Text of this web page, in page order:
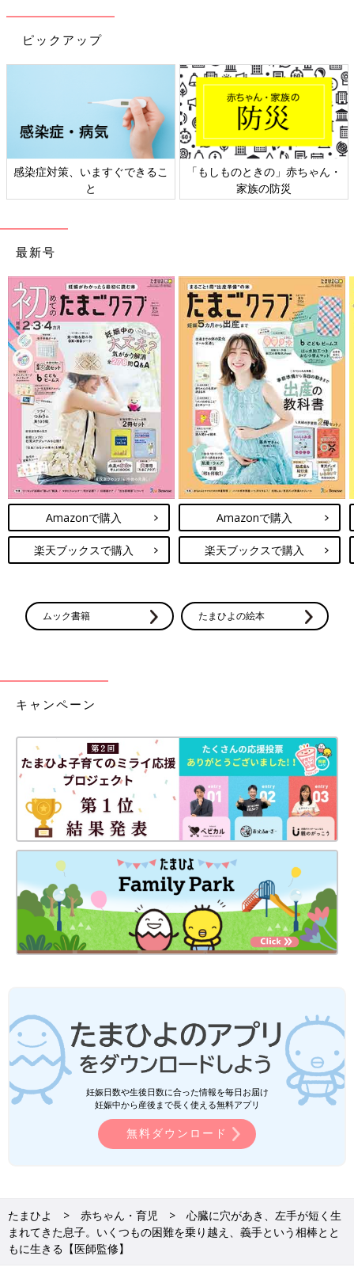
ピックアップ
感染症対策、いますぐできるこ
と
「もしものときの」赤ちゃん・
家族の防災
最新号
Amazonで購入
楽天ブックスで購入
Amazonで購入
楽天ブックスで購入
ムック書籍 たまひよの絵本
キャンペーン
妊娠日数や生後日数に合った情報を毎日お届け
妊娠中から産後まで長く使える無料アプリ
無料ダウンロード
たまひよ 赤ちゃん・育児
心臓に穴があき、左手が短く生
まれてきた息子。いくつもの困難を乗り越え、義手という相棒とと
もに生きる【医師監修】